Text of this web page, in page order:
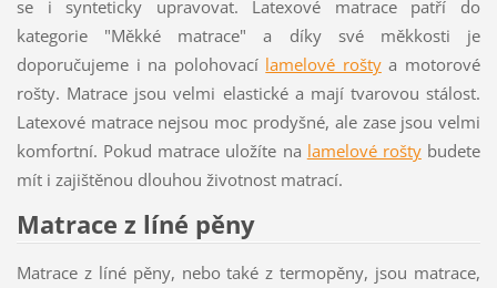
se i synteticky upravovat. Latexové matrace patří do
kategorie "Měkké matrace" a díky své měkkosti je
doporučujeme i na polohovací lamelové roštya motorové
rošty. Matrace jsou velmi elastické a mají tvarovou stálost.
Latexové matrace nejsou moc prodyšné, ale zase jsou velmi
komfortní. Pokud matrace uložíte na lamelové roštybudete
mít i zajištěnou dlouhou životnost matrací.
Matrace z líné pěny
Matrace z líné pěny, nebo také z termopěny, jsou matrace,